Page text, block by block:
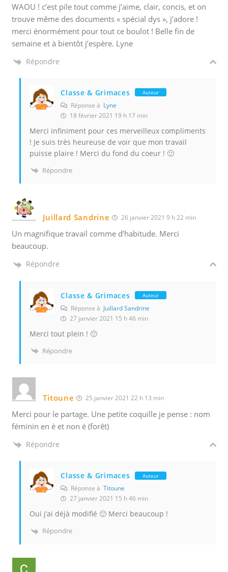
WAOU ! c’est pile tout comme j’aime, clair, concis, et on
trouve même des documents « spécial dys », j’adore !
merci énormément pour tout ce boulot ! Belle fin de
semaine et à bientôt j’espère. Lyne
Répondre
Classe & Grimaces Auteur
Réponse à Lyne
18 février 2021 19 h 17 min
Merci infiniment pour ces merveilleux compliments
! Je suis très heureuse de voir que mon travail
puisse plaire ! Merci du fond du coeur ! 🙂
Répondre
Juillard Sandrine 26 janvier 2021 9 h 22 min
Un magnifique travail comme d’habitude. Merci
beaucoup.
Répondre
Classe & Grimaces Auteur
Réponse à Juillard Sandrine
27 janvier 2021 15 h 46 min
Merci tout plein ! 🙂
Répondre
Titoune 25 janvier 2021 22 h 13 min
Merci pour le partage. Une petite coquille je pense : nom
féminin en è et non é (forêt)
Répondre
Classe & Grimaces Auteur
Réponse àTitoune
27 janvier 2021 15 h 46 min
Oui j’ai déjà modifié 🙂 Merci beaucoup !
Répondre